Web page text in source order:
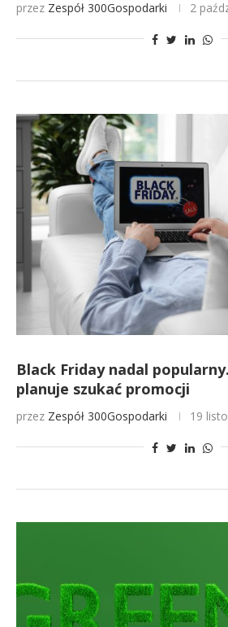
przez Zespół 300Gospodarki 2
Black Friday nadal
planuje szukać promocji
przez Zespół 300Gospodarki 19